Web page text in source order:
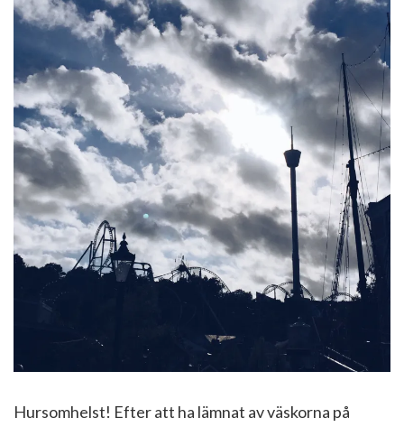
Hursomhelst! Efter att ha lämnat av väskorna på